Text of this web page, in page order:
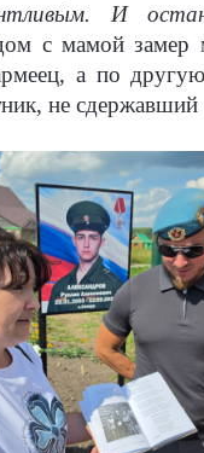
И
с мамой замер
а по
не сдержавший